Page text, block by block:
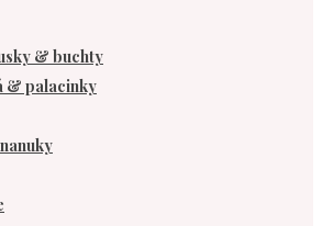
& buchty
& palacinky